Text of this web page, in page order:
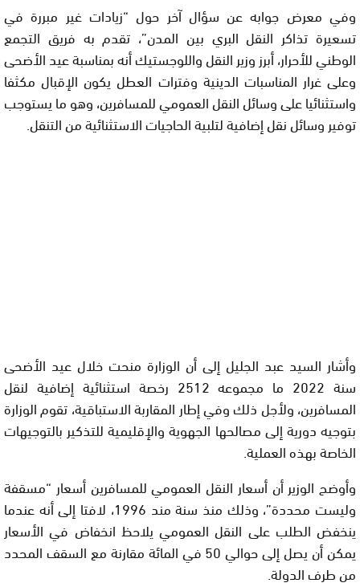
وفي معرض جوابه عن سؤال آخر حول “زيادات غير مبررة في
تسعيرة تذاكر النقل البري بين المدن”، تقدم به فريق التجمع
الوطني للأحرار، أبرز وزير النقل واللوجستيك أنه بمناسبة عيد الأضحى
وعلى غرار المناسبات الدينية وفترات العطل يكون الإقبال مكثفا
واستثنائيا على وسائل النقل العمومي للمسافرين، وهو ما يستوجب
توفير وسائل نقل إضافية لتلبية الحاجيات الاستثنائية من التنقل.
وأشار السيد عبد الجليل إلى أن الوزارة منحت خلال عيد الأضحى
سنة 2022 ما مجموعه 2512 رخصة استثنائية إضافية لنقل
المسافرين، ولأجل ذلك وفي إطار المقاربة الاستباقية، تقوم الوزارة
بتوجيه دورية إلى مصالحها الجهوية والإقليمية للتذكير بالتوجيهات
الخاصة بهذه العملية.
وأوضح الوزير أن أسعار النقل العمومي للمسافرين أسعار “مسقفة
وليست محددة”، وذلك منذ سنة مند 1996، لافتا إلى أنه عندما
ينخفض الطلب على النقل العمومي يلاحظ انخفاض في الأسعار
يمكن أن يصل إلى حوالي 50 في المائة مقارنة مع السقف المحدد
من طرف الدولة.